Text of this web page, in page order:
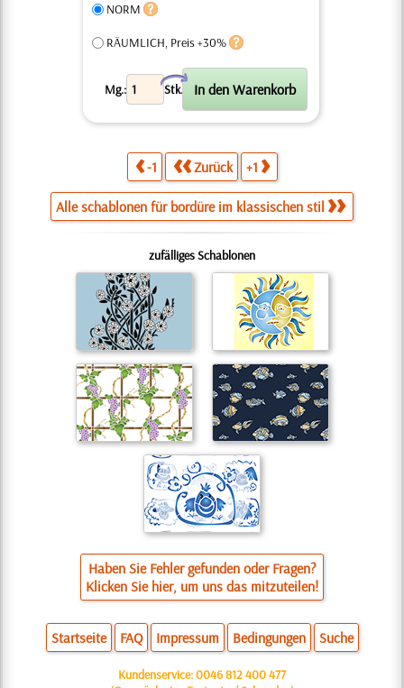
NORM
RÄUMLICH, Preis +30%
Mg.: Stk.
X
-1 Zurück +1
Alle schablonen für bordüre im klassischen stil
zufälliges Schablonen
Haben Sie Fehler gefunden oder Fragen?
Klicken Sie hier, um uns das mitzuteilen!
Startseite FAQ Impressum Bedingungen Suche
Kundenservice:0046 812 400 477